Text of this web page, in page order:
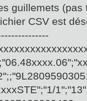
guillemets (pas
CSV est